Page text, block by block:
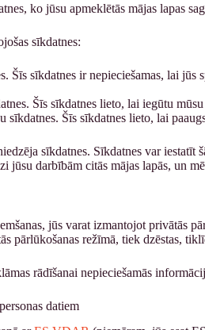
ko jūsu apmeklētās mājas lapas
sīkdatnes:
Šīs sīkdatnes ir nepieciešamas, lai
Šīs sīkdatnes lieto, lai iegūtu
sīkdatnes. Šīs sīkdatnes lieto, lai
sīkdatnes. Sīkdatnes var
jūsu darbībām citās mājas lapās, un
jūs varat izmantojot privātās
pārlūkošanas režīmā, tiek dzēstas,
rādīšanai nepieciešamās
datiem